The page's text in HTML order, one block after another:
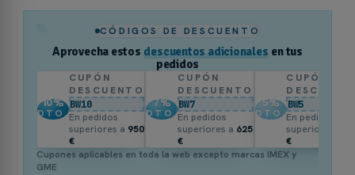
CÓDIGOS DE DESCUENTO
Aprovecha estos descuentos adicionales en tus
pedidos
10%
DTO.
CUPÓN
DESCUENTO
BW10
En pedidos
superiores a 950
€
7%
DTO.
CUPÓN
DESCUENTO
BW7
En pedidos
superiores a 625
€
5%
DTO.
CUPÓN
BW5
En pedidos
superiores a
€
Cupones aplicables en toda la web excepto marcas IMEX y
GME